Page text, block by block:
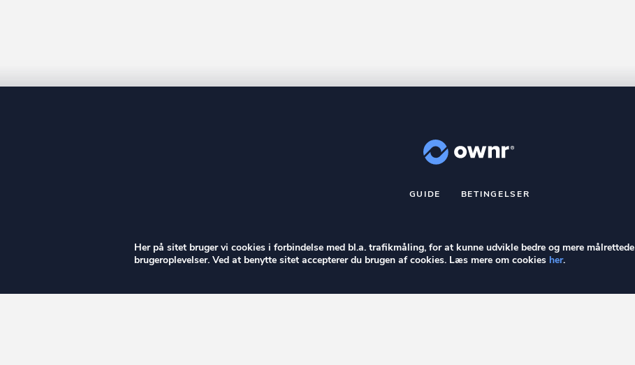
GUIDE BETINGELSER
Stationsparken 26. 2., 2600 Glostrup, info@ownr.dk
Her på sitet bruger vi cookies i forbindelse med bl.a. trafikmåling, for at kunne udvikle bedre og mere målrettede
brugeroplevelser. Ved at benytte sitet accepterer du brugen af cookies. Læs mere om cookies her.